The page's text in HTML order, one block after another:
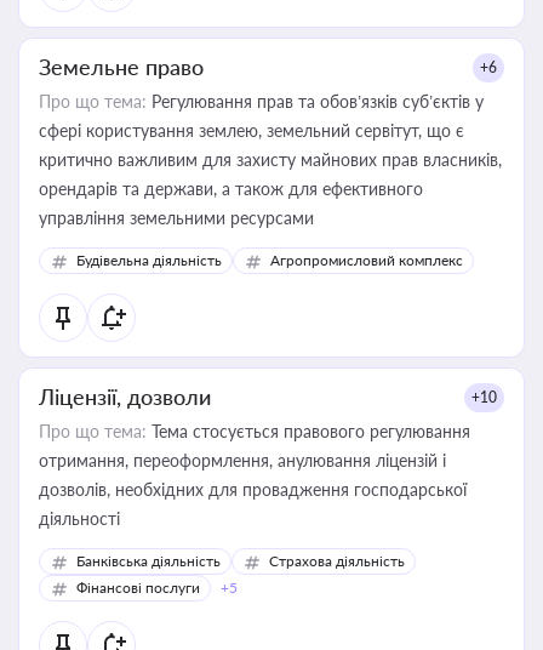
Земельне право +6
Про що тема: Регулювання прав та обов’язків суб’єктів у
сфері користування землею, земельний сервітут, що є
критично важливим для захисту майнових прав власників,
орендарів та держави, а також для ефективного
управління земельними ресурсами
Будівельна діяльність Агропромисловий комплекс
Ліцензії, дозволи +10
Про що тема: Тема стосується правового регулювання
отримання, переоформлення, анулювання ліцензій і
дозволів, необхідних для провадження господарської
діяльності
Банківська діяльність
Страхова діяльність
Фінансові послуги
+5